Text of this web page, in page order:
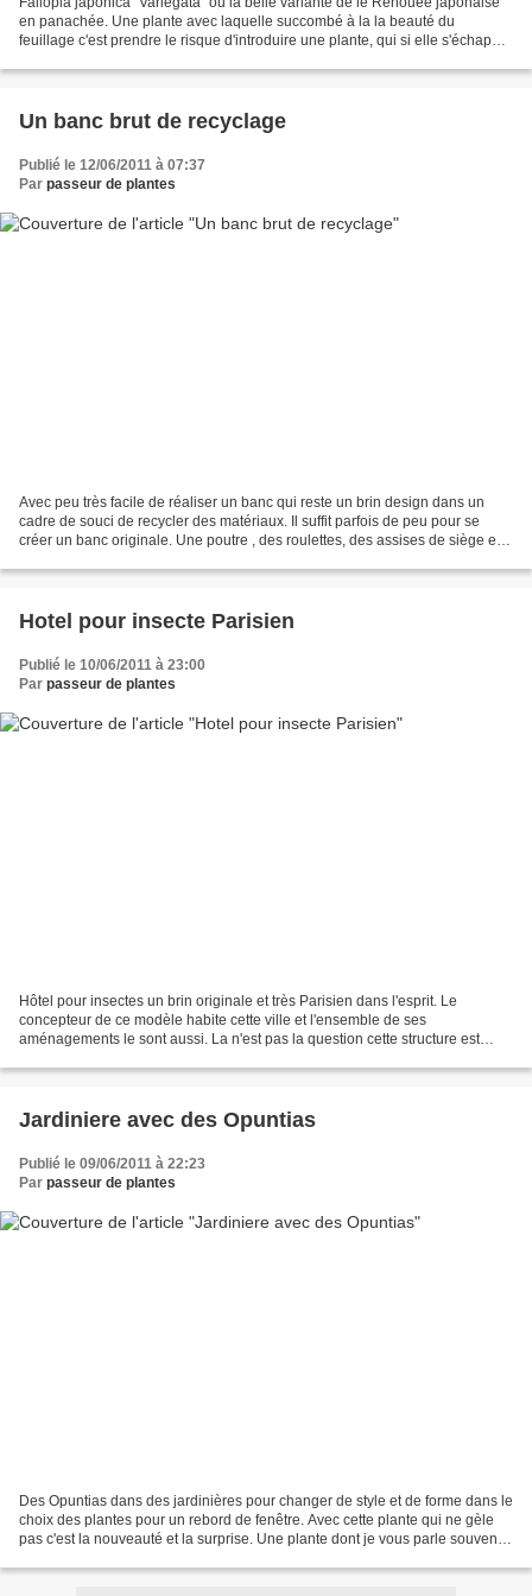
en panachée. Une plante avec laquelle succombé à la la beauté du
feuillage c'est prendre le risque d'introduire une plante, qui si elle s'échappe
Un banc brut de recyclage
Publié le 12/06/2011 à 07:37
Par passeur de plantes
Avec peu très facile de réaliser un banc qui reste un brin design dans un
cadre de souci de recycler des matériaux. Il suffit parfois de peu pour se
créer un banc originale. Une poutre , des roulettes, des assises de siège et
Hotel pour insecte Parisien
Publié le 10/06/2011 à 23:00
Par passeur de plantes
Hôtel pour insectes un brin originale et très Parisien dans l'esprit. Le
concepteur de ce modèle habite cette ville et l'ensemble de ses
aménagements le sont aussi. La n'est pas la question cette structure est
Jardiniere avec des Opuntias
Publié le 09/06/2011 à 22:23
Par passeur de plantes
Des Opuntias dans des jardinières pour changer de style et de forme dans le
choix des plantes pour un rebord de fenêtre. Avec cette plante qui ne gèle
pas c'est la nouveauté et la surprise. Une plante dont je vous parle souvent